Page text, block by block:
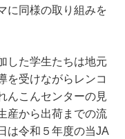
に同様の取り組みを
した学生たちは地元
を受けながらレンコ
んこんセンターの見
産から出荷までの流
は令和５年度の当JA